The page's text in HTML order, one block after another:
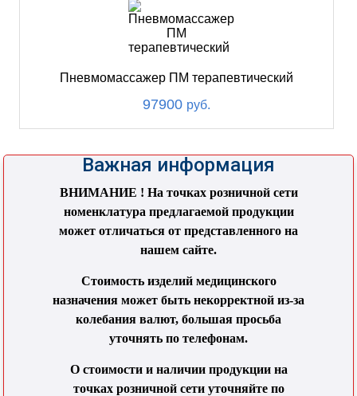
Пневмомассажер ПМ терапевтический
97900 руб.
Важная информация
ВНИМАНИЕ ! На точках розничной сети
номенклатура предлагаемой продукции
может отличаться от представленного на
нашем сайте.
Стоимость изделий медицинского
назначения может быть некорректной из-за
колебания валют, большая просьба
уточнять по телефонам.
О стоимости и наличии продукции на
точках розничной сети уточняйте по